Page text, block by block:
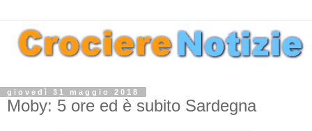
giovedì 31 maggio 2018
Moby: 5 ore ed è subito Sardegna